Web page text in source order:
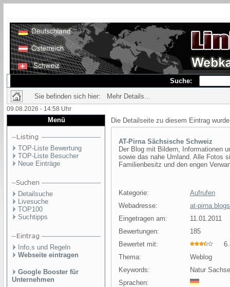
Suche:
Sie befinden sich hier: Mehr Details...
09.08.2026 - 14:58 Uhr
Menü
TOP-Liste Bewertung
TOP-Liste Besucher
Neue Einträge
Detailsuche
Livesuche
TOP100
Suchtipps
Info,s und Regeln
Webseite eintragen
Google Booster für
Unternehmen
Die Detailseite zu diesem Eintrag
AT-Pirna Sächsische Schweiz
Der Blog mit Bildern, Informationen
sowie das nahe Umland. Alle Fotos
Familienbesitz und den engen
Kategorie:
Aufrufen
Webadresse:
at-
Eingetragen am:
11.01.2011
Bewertungen:
185
Bewertet mit:
Thema:
Weblog
Keywords:
Natur
Sprachen: